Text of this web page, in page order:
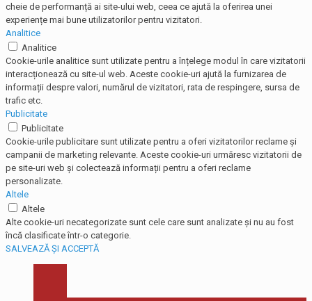
cheie de performanță ai site-ului web, ceea ce ajută la oferirea unei
experiențe mai bune utilizatorilor pentru vizitatori.
Analitice
Analitice
Cookie-urile analitice sunt utilizate pentru a înțelege modul în care vizitatorii
interacționează cu site-ul web. Aceste cookie-uri ajută la furnizarea de
informații despre valori, numărul de vizitatori, rata de respingere, sursa de
trafic etc.
Publicitate
Publicitate
Cookie-urile publicitare sunt utilizate pentru a oferi vizitatorilor reclame și
campanii de marketing relevante. Aceste cookie-uri urmăresc vizitatorii de
pe site-uri web și colectează informații pentru a oferi reclame
personalizate.
Altele
Altele
Alte cookie-uri necategorizate sunt cele care sunt analizate și nu au fost
încă clasificate într-o categorie.
SALVEAZĂ ȘI ACCEPTĂ